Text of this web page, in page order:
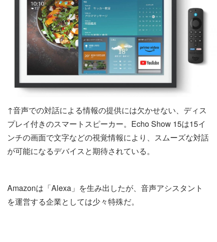
↑音声での対話による情報の提供には欠かせない、ディス
プレイ付きのスマートスピーカー。Echo Show 15は15イ
ンチの画面で文字などの視覚情報により、スムーズな対話
が可能になるデバイスと期待されている。
Amazonは「Alexa」を生み出したが、音声アシスタント
を運営する企業としては少々特殊だ。